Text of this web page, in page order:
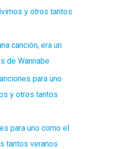
y otros tantos
canción, era un
de Wannabe
para uno
y otros tantos
para uno como el
tantos veranos